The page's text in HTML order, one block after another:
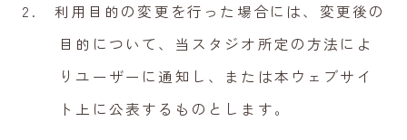
利用目的の変更を行った場合には、変更後の
目的について、当スタジオ所定の方法によ
りユーザーに通知し、または本ウェブサイ
ト上に公表するものとします。